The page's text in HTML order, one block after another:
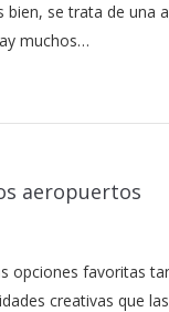
bien, se trata de
muchos…
aeropuertos
opciones favoritas
creativas que